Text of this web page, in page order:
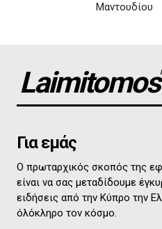
Μαντουδίου
Laimitomos
Για εμάς
Ο πρωταρχικός σκοπός της
είναι να σας μεταδίδουμε
ειδήσεις από την Κύπρο την
όλόκληρο τον κόσμο.